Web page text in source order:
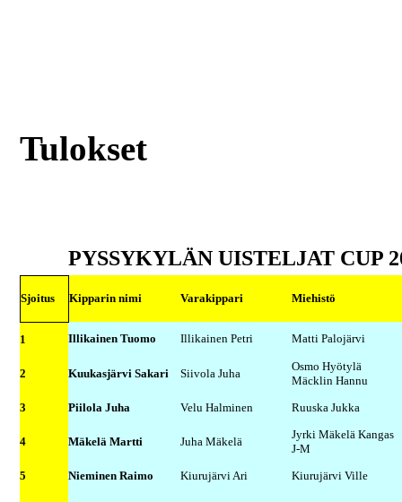
Tulokset
PYSSYKYLÄN UISTELJAT CUP
Sjoitus Kipparin nimi Varakippari Miehistö
1 Illikainen Tuomo Illikainen Petri Matti Palojärvi
2 Kuukasjärvi Sakari Siivola Juha
Osmo Hyötylä
Mäcklin Hannu
3
Piilola Juha Velu Halminen Ruuska Jukka
4 Mäkelä Martti Juha Mäkelä
Jyrki Mäkelä Kangas
J-M
5
Nieminen Raimo Kiurujärvi Ari Kiurujärvi Ville